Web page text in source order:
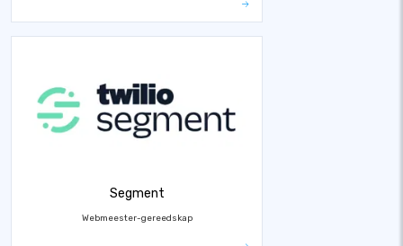
Segment
Webmeester-gereedskap